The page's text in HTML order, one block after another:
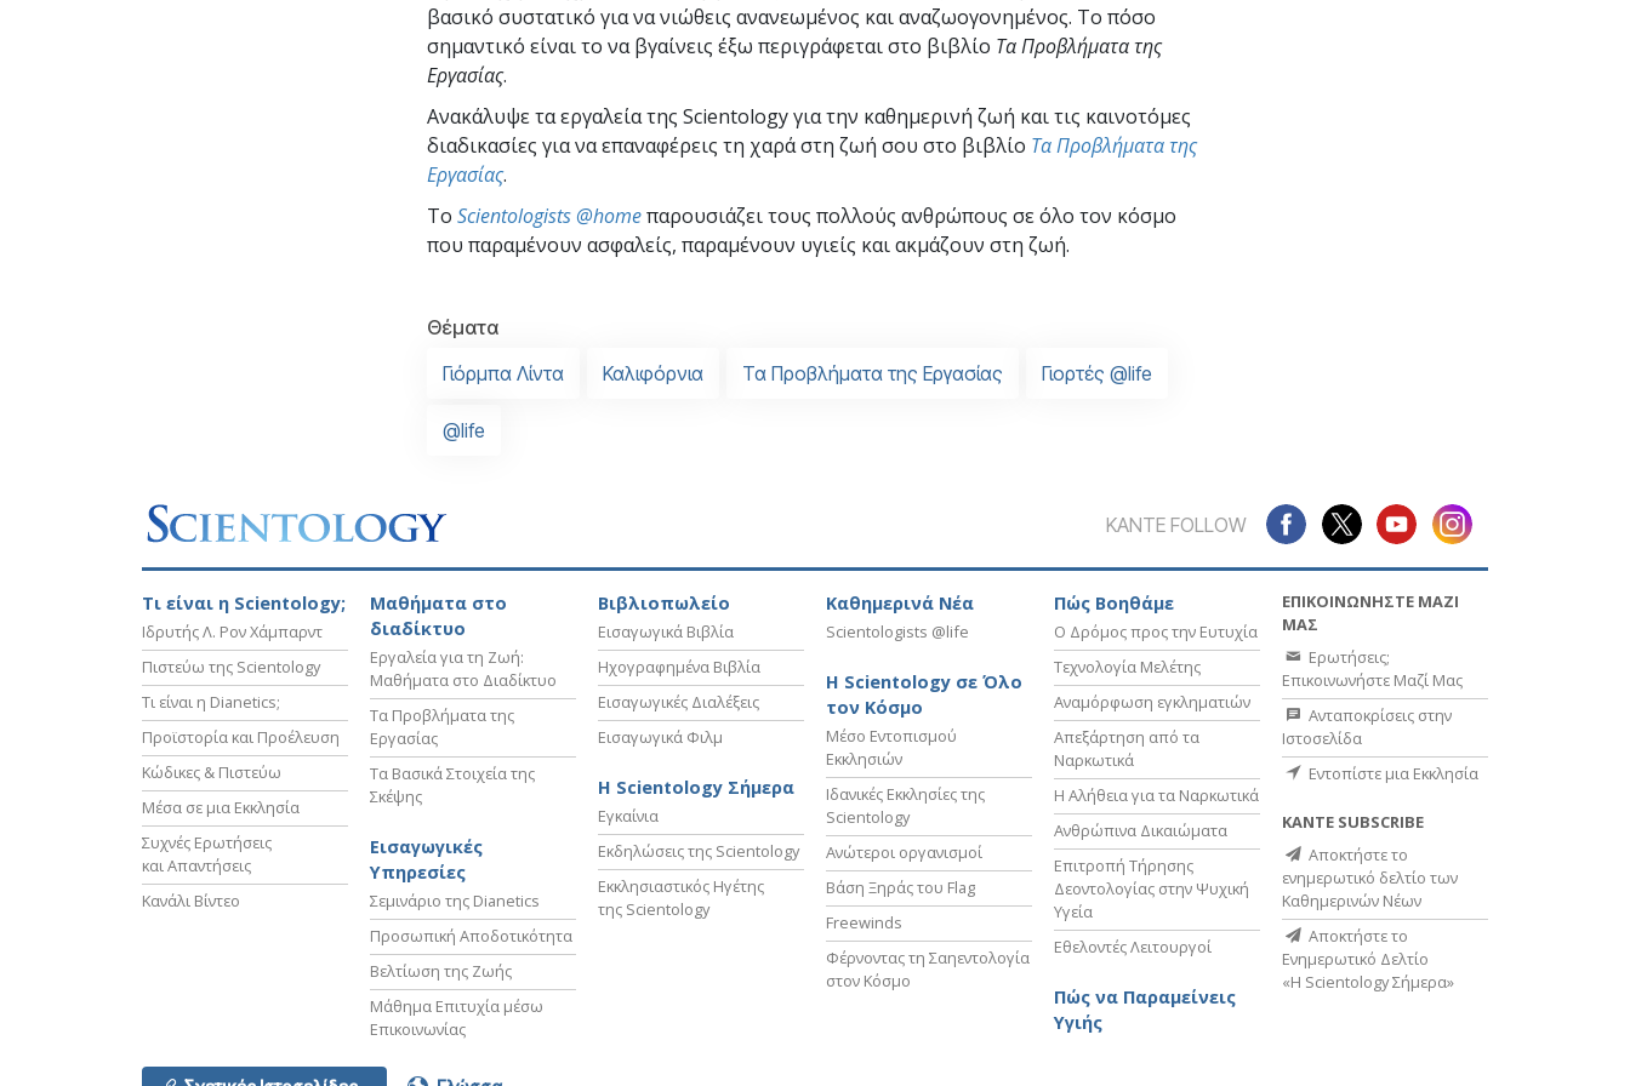
βασικό συστατικό για να νιώθεις ανανεωμένος και αναζωογονημένος. Το πόσο
σημαντικό είναι το να βγαίνεις έξω περιγράφεται στο βιβλίο Τα Προβλήματα της
Εργασίας.
Ανακάλυψε τα εργαλεία της Scientology για την καθημερινή ζωή και τις καινοτόμες
διαδικασίες για να επαναφέρεις τη χαρά στη ζωή σου στο βιβλίο Τα Προβλήματα της
Εργασίας.
To Scientologists @homeπαρουσιάζει τους πολλούς ανθρώπους σε όλο τον κόσμο
που παραμένουν ασφαλείς, παραμένουν υγιείς και ακμάζουν στη ζωή.
Θέματα
Γιόρμπα Λίντα
Καλιφόρνια Τα Προβλήματα της Εργασίας Γιορτές @life
@life
ΚΑΝΤΕ FOLLOW
Τι είναι η Scientology;
Ιδρυτής Λ. Ρον Χάμπαρντ
Πιστεύω της Scientology
Τι είναι η Dianetics;
Προϊστορία και Προέλευση
Κώδικες & Πιστεύω
Μέσα σε μια Εκκλησία
Συχνές Ερωτήσεις
και Απαντήσεις
Κανάλι Βίντεο
Μαθήματα στο
διαδίκτυο
Εργαλεία για τη Ζωή:
Μαθήματα στο Διαδίκτυο
Τα Προβλήματα της
Εργασίας
Τα Βασικά Στοιχεία της
Σκέψης
Εισαγωγικές
Υπηρεσίες
Σεμινάριο της Dianetics
Προσωπική Αποδοτικότητα
Βελτίωση της Ζωής
Μάθημα Επιτυχία μέσω
Επικοινωνίας
Βιβλιοπωλείο
Εισαγωγικά Βιβλία
Ηχογραφημένα Βιβλία
Εισαγωγικές Διαλέξεις
Εισαγωγικά Φιλμ
Η Scientology Σήμερα
Εγκαίνια
Εκδηλώσεις της Scientology
Εκκλησιαστικός Ηγέτης
της Scientology
Καθημερινά Νέα
Scientologists @life
Η Scientology σε Όλο
τον Κόσμο
Μέσο Εντοπισμού
Εκκλησιών
Ιδανικές Εκκλησίες της
Scientology
Ανώτεροι οργανισμοί
Βάση Ξηράς του Flag
Freewinds
Φέρνοντας τη Σαηεντολογία
στον Κόσμο
Πώς Βοηθάμε
Ο Δρόμος προς την Ευτυχία
Τεχνολογία Μελέτης
Αναμόρφωση εγκληματιών
Απεξάρτηση από τα
Ναρκωτικά
Η Αλήθεια για τα Ναρκωτικά
Ανθρώπινα Δικαιώματα
Επιτροπή Τήρησης
Δεοντολογίας στην Ψυχική
Υγεία
Εθελοντές Λειτουργοί
Πώς να Παραμείνεις
Υγιής
ΕΠΙΚΟΙΝΩΝΗΣΤΕ ΜΑΖΙ
ΜΑΣ
Ερωτήσεις;
Επικοινωνήστε Μαζί Μας
Ανταποκρίσεις στην
Ιστοσελίδα
Εντοπίστε μια Εκκλησία
ΚΑΝΤΕ SUBSCRIBE
Αποκτήστε το
ενημερωτικό δελτίο των
Καθημερινών Νέων
Αποκτήστε το
Ενημερωτικό Δελτίο
«Η Scientology Σήμερα»